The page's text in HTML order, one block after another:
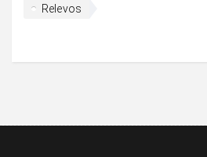
Relevos